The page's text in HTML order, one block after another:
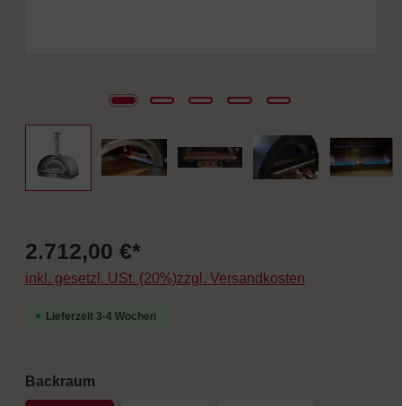
2.712,00 €*
inkl. gesetzl. USt. (20%)zzgl. Versandkosten
Lieferzeit 3-4 Wochen
Backraumauswählen